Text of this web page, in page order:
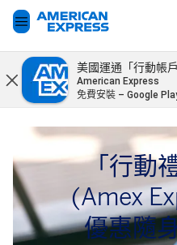
美國運通「行動帳戶
American Express
免費安裝 – Google
「行動
(Amex
優惠隨